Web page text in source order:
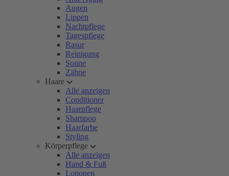
Augen
Lippen
Nachtpflege
Tagespflege
Rasur
Reinigung
Sonne
Zähne
Haare
Alle anzeigen
Conditioner
Haarpflege
Shampoo
Haarfarbe
Styling
Körperpflege
Alle anzeigen
Hand & Fuß
Lotionen